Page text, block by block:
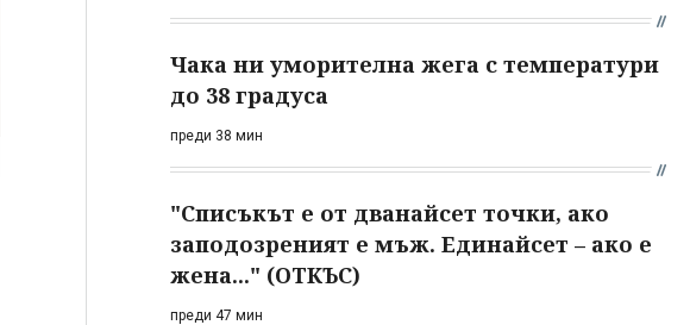
Чака ни уморителна жега с температури
до 38 градуса
преди 38 мин
"Списъкът е от дванайсет точки, ако
заподозреният е мъж. Единайсет – ако е
жена..." (ОТКЪС)
преди 47 мин